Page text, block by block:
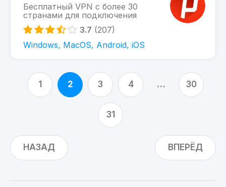
Бесплатный VPN с более 30
странами для подключения
3.7 (207)
Windows, MacOS, Android, iOS
НАЗАД
1 2 3 4 … 30
31
ВПЕРЁД